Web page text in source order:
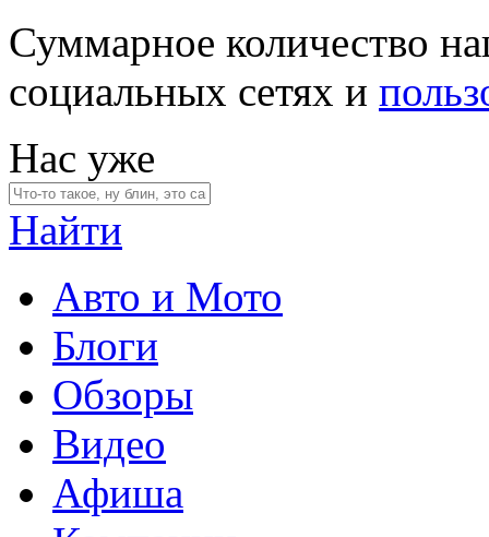
Суммарное количество
социальных сетях и
Нас уже
Найти
Авто и Мото
Блоги
Обзоры
Видео
Афиша